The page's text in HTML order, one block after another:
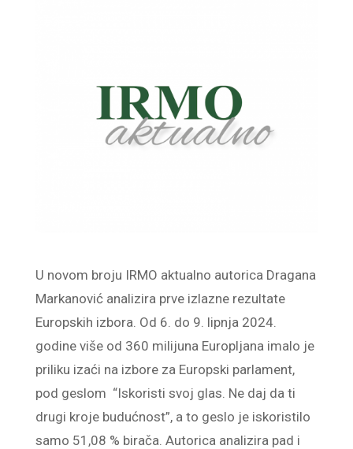
U novom broju IRMO aktualno autorica Dragana
Markanović analizira prve izlazne rezultate
Europskih izbora. Od 6. do 9. lipnja 2024.
godine više od 360 milijuna Europljana imalo je
priliku izaći na izbore za Europski parlament,
pod geslom “Iskoristi svoj glas. Ne daj da ti
drugi kroje budućnost”, a to geslo je iskoristilo
samo 51,08 % birača. Autorica analizira pad i